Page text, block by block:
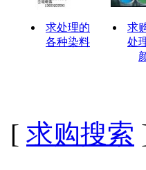
求处理的
各种染料
求
处
[ 求购搜索